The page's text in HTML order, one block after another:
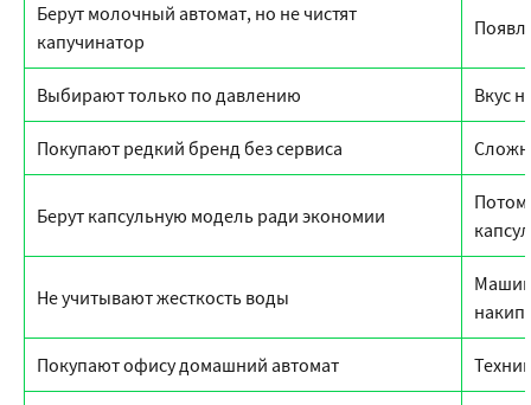
Берут молочный автомат, но не чистят
капучинатор
Выбирают только по давлению Вкус
Покупают редкий бренд без сервиса
Берут капсульную модель ради экономии
Потом
капсул
Не учитывают жесткость воды
Покупают офису домашний автомат